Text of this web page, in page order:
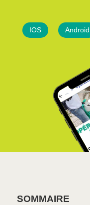
IOS Android
SOMMAIRE